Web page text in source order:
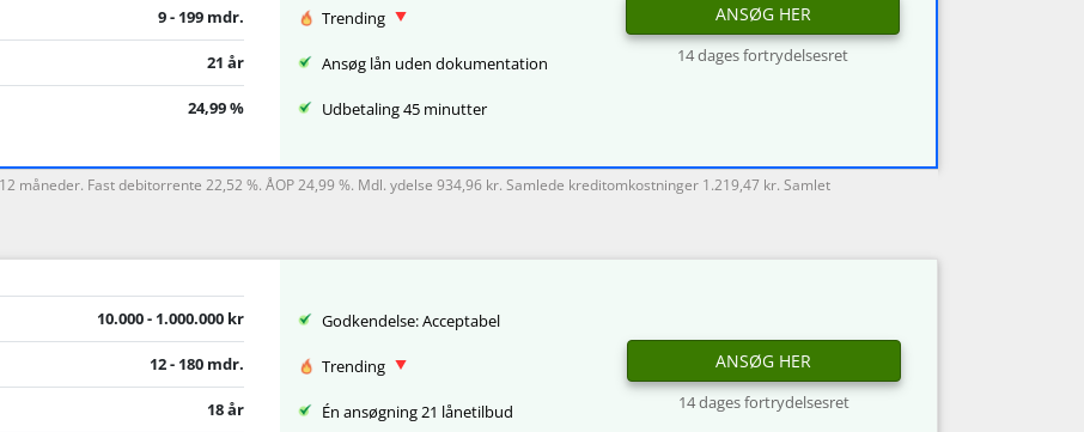
9 - 199 mdr.
21 år
24,99 %
Trending
Ansøg lån uden dokumentation
Udbetaling 45 minutter
ANSØG HER
14 dages fortrydelsesret
måneder. Fast debitorrente 22,52 %. ÅOP 24,99 %. Mdl. ydelse 934,96 kr. Samlede kreditomkostninger 1.219,47 kr. Samlet
10.000 - 1.000.000 kr
12 - 180 mdr.
18 år
Godkendelse: Acceptabel
Trending
Én ansøgning 21 lånetilbud
ANSØG HER
14 dages fortrydelsesret